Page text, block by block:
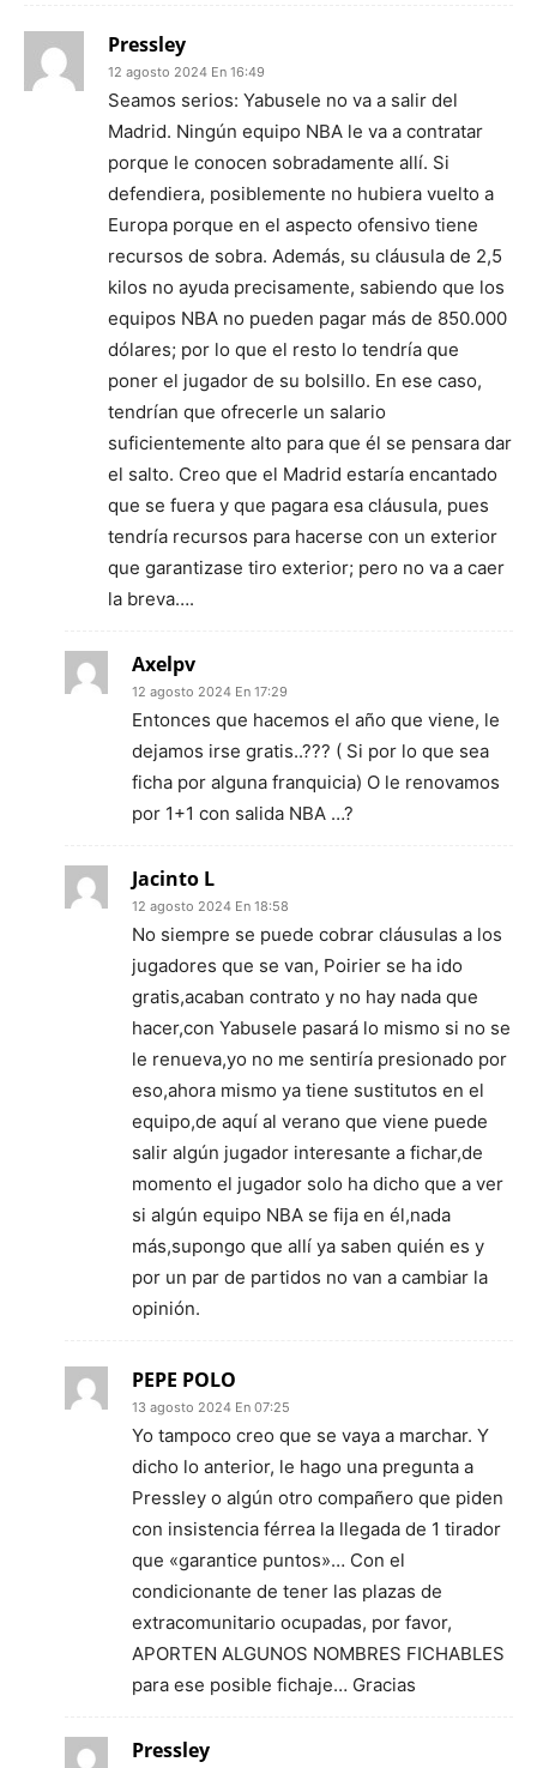
Pressley
12 agosto 2024 En 16:49
Seamos serios: Yabusele no va a salir del
Madrid. Ningún equipo NBA le va a contratar
porque le conocen sobradamente allí. Si
defendiera, posiblemente no hubiera vuelto a
Europa porque en el aspecto ofensivo tiene
recursos de sobra. Además, su cláusula de 2,5
kilos no ayuda precisamente, sabiendo que los
equipos NBA no pueden pagar más de 850.000
dólares; por lo que el resto lo tendría que
poner el jugador de su bolsillo. En ese caso,
tendrían que ofrecerle un salario
suficientemente alto para que él se pensara dar
el salto. Creo que el Madrid estaría encantado
que se fuera y que pagara esa cláusula, pues
tendría recursos para hacerse con un exterior
que garantizase tiro exterior; pero no va a caer
la breva….
Axelpv
12 agosto 2024 En 17:29
Entonces que hacemos el año que viene, le
dejamos irse gratis..??? ( Si por lo que sea
ficha por alguna franquicia) O le renovamos
por 1+1 con salida NBA …?
Jacinto L
12 agosto 2024 En 18:58
No siempre se puede cobrar cláusulas a los
jugadores que se van, Poirier se ha ido
gratis,acaban contrato y no hay nada que
hacer,con Yabusele pasará lo mismo si no se
le renueva,yo no me sentiría presionado por
eso,ahora mismo ya tiene sustitutos en el
equipo,de aquí al verano que viene puede
salir algún jugador interesante a fichar,de
momento el jugador solo ha dicho que a ver
si algún equipo NBA se fija en él,nada
más,supongo que allí ya saben quién es y
por un par de partidos no van a cambiar la
opinión.
PEPE POLO
13 agosto 2024 En 07:25
Yo tampoco creo que se vaya a marchar. Y
dicho lo anterior, le hago una pregunta a
Pressley o algún otro compañero que piden
con insistencia férrea la llegada de 1 tirador
que «garantice puntos»… Con el
condicionante de tener las plazas de
extracomunitario ocupadas, por favor,
APORTEN ALGUNOS NOMBRES FICHABLES
para ese posible fichaje… Gracias
Pressley